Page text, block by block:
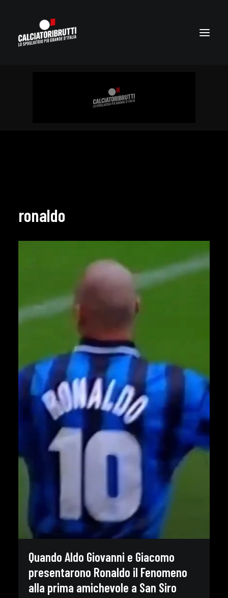
ronaldo
Quando Aldo Giovanni e Giacomo
presentarono Ronaldo il Fenomeno
alla prima amichevole a San Siro